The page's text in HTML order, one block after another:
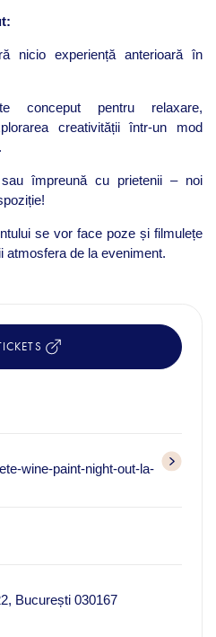
nicio experiență anterioară în
conceput pentru relaxare,
creativității într-un mod
împreună cu prietenii – noi
se vor face poze și filmulețe
atmosfera de la eveniment.
wine-paint-night-out-la-
București 030167